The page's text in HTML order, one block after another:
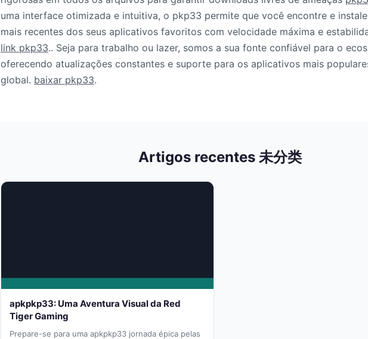
uma interface otimizada e intuitiva, o pkp33 permite que você encontre e
mais recentes dos seus aplicativos favoritos com velocidade máxima e
link pkp33.. Seja para trabalho ou lazer, somos a sua fonte confiável para o
oferecendo atualizações constantes e suporte para os aplicativos mais
global. baixar pkp33.
Artigos recentes 未分类
apkpkp33: Uma Aventura Visual da Red
Tiger Gaming
Prepare-se para uma apkpkp33 jornada épica pelas